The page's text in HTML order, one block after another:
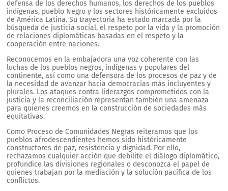
defensa de los derechos humanos, los derechos de los pueblos
indígenas, pueblo Negro y los sectores históricamente excluidos
de América Latina. Su trayectoria ha estado marcada por la
búsqueda de justicia social, el respeto por la vida y la promoción
de relaciones diplomáticas basadas en el respeto y la
cooperación entre naciones.
Reconocemos en la embajadora una voz coherente con las
luchas de los pueblos negros, indígenas y populares del
continente, así como una defensora de los procesos de paz y de
la necesidad de avanzar hacia democracias más incluyentes y
plurales. Los ataques contra liderazgos comprometidos con la
justicia y la reconciliación representan también una amenaza
para quienes creemos en la construcción de sociedades más
equitativas.
Como Proceso de Comunidades Negras reiteramos que los
pueblos afrodescendientes hemos sido históricamente
constructores de paz, resistencia y dignidad. Por ello,
rechazamos cualquier acción que debilite el diálogo diplomático,
profundice las divisiones regionales o desconozca el papel de
quienes trabajan por la mediación y la solución pacífica de los
conflictos.